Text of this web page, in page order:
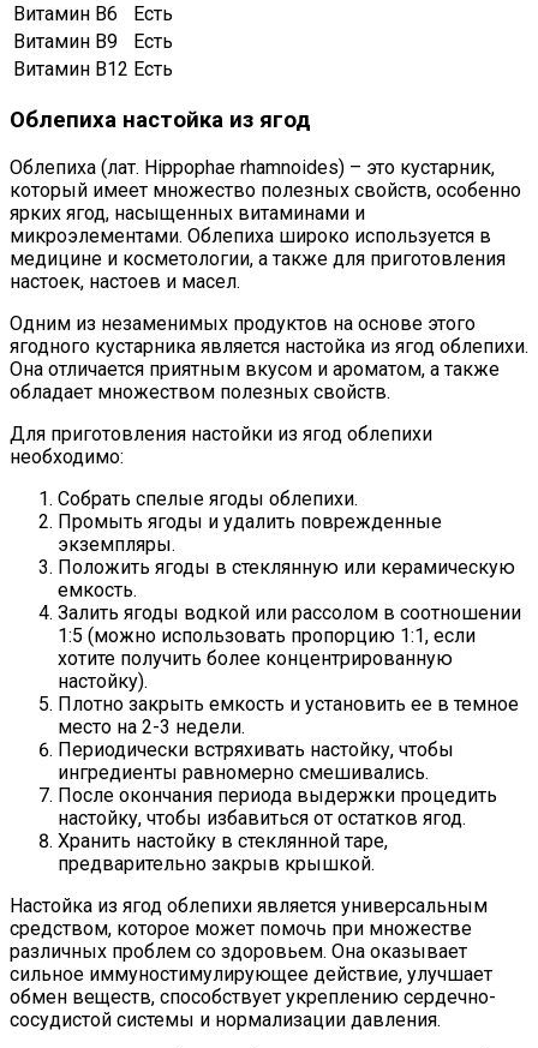
Витамин B6
Есть
Витамин B9
Есть
Витамин B12 Есть
Облепиха настойка из ягод
Облепиха (лат. Hippophae rhamnoides) – это кустарник,
который имеет множество полезных свойств, особенно
ярких ягод, насыщенных витаминами и
микроэлементами. Облепиха широко используется в
медицине и косметологии, а также для приготовления
настоек, настоев и масел.
Одним из незаменимых продуктов на основе этого
ягодного кустарника является настойка из ягод облепихи.
Она отличается приятным вкусом и ароматом, а также
обладает множеством полезных свойств.
Для приготовления настойки из ягод облепихи
необходимо:
Собрать спелые ягоды облепихи.
Промыть ягоды и удалить поврежденные
экземпляры.
Положить ягоды в стеклянную или керамическую
емкость.
Залить ягоды водкой или рассолом в соотношении
1:5 (можно использовать пропорцию 1:1, если
хотите получить более концентрированную
настойку).
Плотно закрыть емкость и установить ее в темное
место на 2-3 недели.
Периодически встряхивать настойку, чтобы
ингредиенты равномерно смешивались.
После окончания периода выдержки процедить
настойку, чтобы избавиться от остатков ягод.
Хранить настойку в стеклянной таре,
предварительно закрыв крышкой.
Настойка из ягод облепихи является универсальным
средством, которое может помочь при множестве
различных проблем со здоровьем. Она оказывает
сильное иммуностимулирующее действие, улучшает
обмен веществ, способствует укреплению сердечно-
сосудистой системы и нормализации давления.